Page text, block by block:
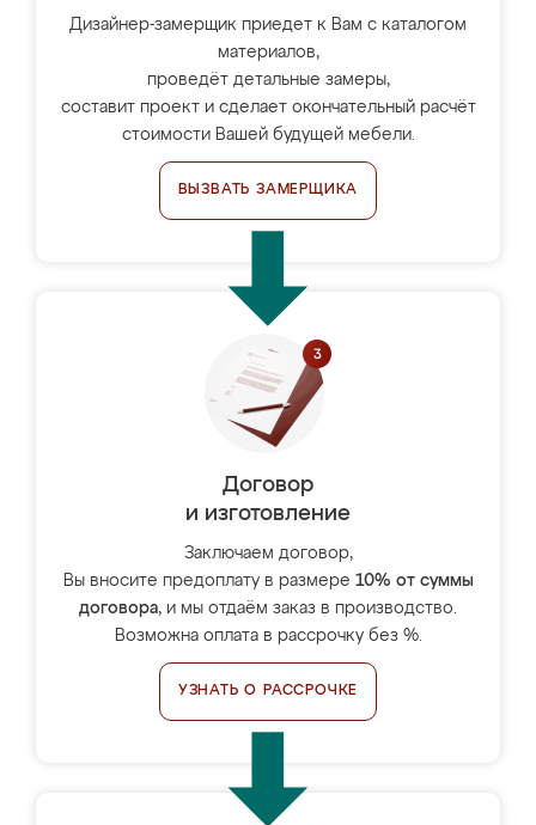
Дизайнер-замерщик приедет к Вам с каталогом
материалов,
проведёт детальные замеры,
составит проект и сделает окончательный расчёт
стоимости Вашей будущей мебели.
ВЫЗВАТЬ ЗАМЕРЩИКА
Договор
и изготовление
Заключаем договор,
Вы вносите предоплату в размере 10% от суммы
договора, и мы отдаём заказ в производство.
Возможна оплата в рассрочку без %.
УЗНАТЬ О РАССРОЧКЕ